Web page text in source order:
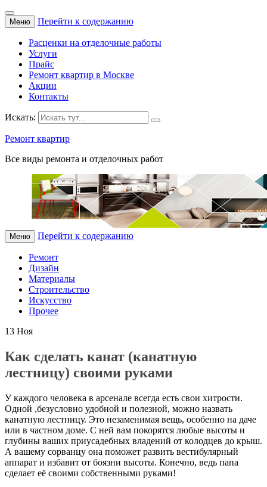
Меню Перейти к содержанию
Расценки на отделочные работы
Услуги
Прайс
Ремонт квартир в Москве
Акции
Контакты
Искать:
Ремонт квартир
Все виды ремонта и отделочных работ
Меню Перейти к содержанию
Ремонт
Дизайн
Материалы
Строительство
Искусство
Прочее
13 Ноя
Как сделать канат (канатную
лестницу) своими руками
У каждого человека в арсенале всегда есть свои хитрости.
Одной ,безусловно удобной и полезной, можно назвать
канатную лестницу. Это незаменимая вещь, особенно на даче
или в частном доме. С ней вам покорятся любые высоты и
глубины ваших приусадебных владений от колодцев до крыш.
А вашему сорванцу она поможет развить вестибулярный
аппарат и избавит от боязни высоты. Конечно, ведь папа
сделает её своими собственными руками!